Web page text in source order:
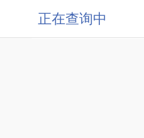
正在查询中